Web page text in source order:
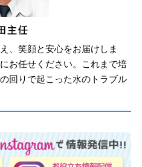
、笑顔と安心をお届けしま
お任せください。これまで培
回りで起こった水のトラブル